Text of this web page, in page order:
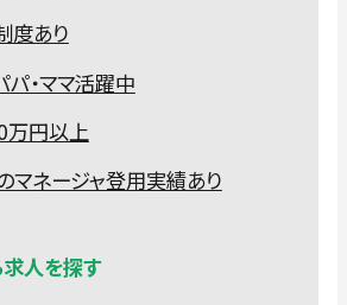
度あり
・ママ活躍中
万円以上
マネージャ登用実績あり
人を探す